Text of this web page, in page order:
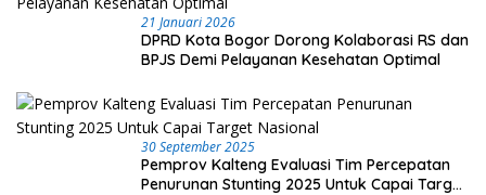
21 Januari 2026
DPRD Kota Bogor Dorong Kolaborasi RS dan
BPJS Demi Pelayanan Kesehatan Optimal
30 September 2025
Pemprov Kalteng Evaluasi Tim Percepatan
Penurunan Stunting 2025 Untuk Capai Target